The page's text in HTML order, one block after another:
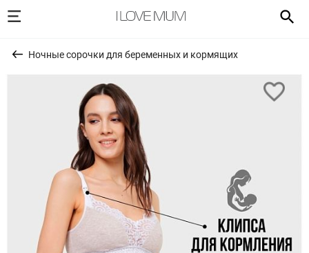
Ночные сорочки для беременных и кормящих